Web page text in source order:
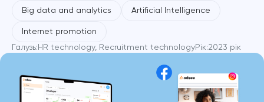
Big data and analytics Artificial Intelligence
Internet promotion
Галузь: HR technology, Recruitment technologyPік:2023 рік